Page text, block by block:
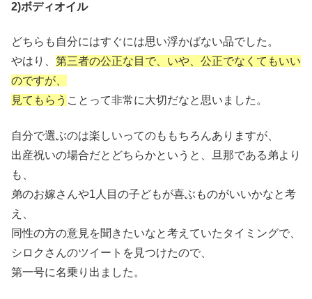
2)ボディオイル
どちらも自分にはすぐには思い浮かばない品でした。
やはり、 第三者の公正な目で、いや、公正でなくてもいい
のですが、
見てもらう ことって非常に大切だなと思いました。
自分で選ぶのは楽しいってのももちろんありますが、
出産祝いの場合だとどちらかというと、旦那である弟より
も、
弟のお嫁さんや1人目の子どもが喜ぶものがいいかなと考
え、
同性の方の意見を聞きたいなと考えていたタイミングで、
シロクさんのツイートを見つけたので、
第一号に名乗り出ました。